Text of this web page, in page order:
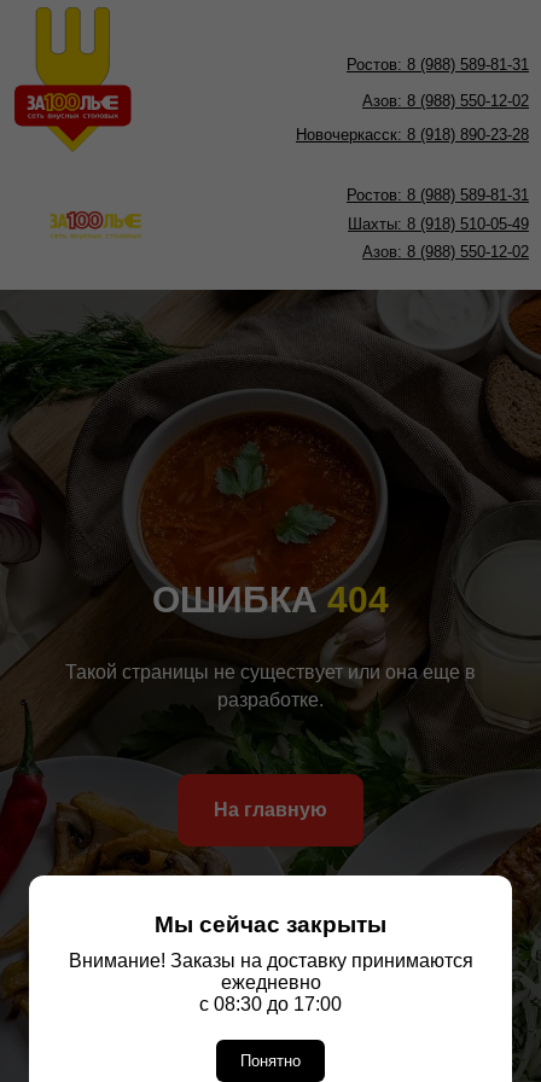
Ростов: 8 (988) 589-81-31
Азов: 8 (988) 550-12-02
Новочеркасск: 8 (918) 890-23-28
Ростов: 8 (988) 589-81-31
Азов: 8 (988) 550-12-02
Шахты: 8 (918) 510-05-49
ОШИБКА404
Такой страницы не существует или она еще в
разработке.
На главную
Мы сейчас закрыты
Внимание! Заказы на доставку принимаются
ежедневно
с 08:30 до 17:00
Понятно